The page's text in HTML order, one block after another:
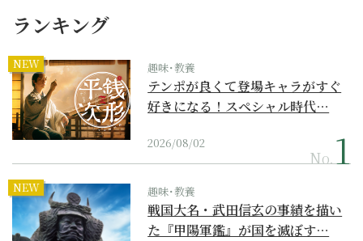
ランキング
NEW 趣味･教養
テンポが良くて登場キャラがすぐ
好きになる！スペシャル時代…
2026/08/02
No.
NEW 趣味･教養
戦国大名・武田信玄の事績を描い
た『甲陽軍鑑』が国を滅ぼす…